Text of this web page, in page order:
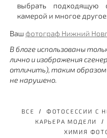
выбрать подходящую
камерой и многое другое.
Ваш фотограф Нижний
В блоге использованы
лично и изображения
отличить), таким образом
не нарушено.
ВСЕ
ФОТОСЕССИИ С
КАРЬЕРА МОДЕЛИ
ХИМИЯ